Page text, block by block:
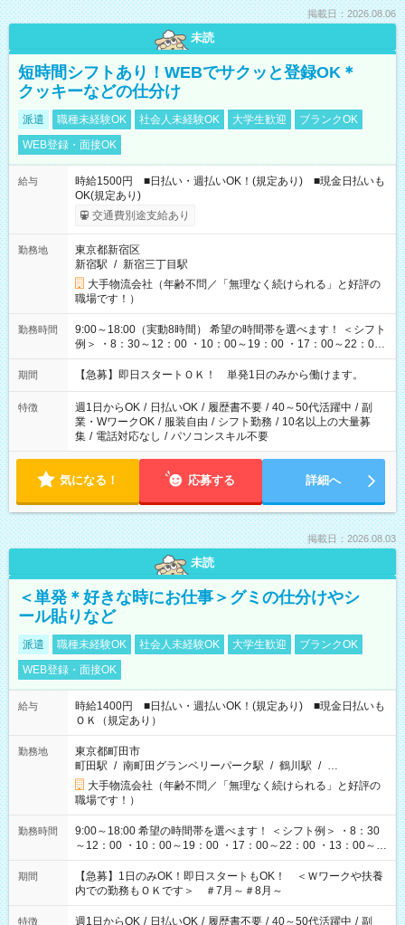
掲載日：2026.08.06
未読
短時間シフトあり！WEBでサクッと登録OK＊
クッキーなどの仕分け
派遣 職種未経験OK 社会人未経験OK 大学生歓迎
ブランクOK
WEB登録・面接OK
給与
時給1500円 ■日払い・週払いOK！(規定あり) ■現金日払いも
OK(規定あり)
交通費別途支給あり
勤務地
東京都新宿区
新宿駅 / 新宿三丁目駅
大手物流会社（年齢不問／「無理なく続けられる」と好評の
職場です！）
勤務時間
9:00～18:00（実動8時間） 希望の時間帯を選べます！ ＜シフト
例＞ ・8：30～12：00 ・10：00～19：00 ・17：00～22：00
・13：00～22：00 ・22：00～翌6：00 など
期間 【急募】即日スタートＯＫ！ 単発1日のみから働けます。
特徴 週1日からOK / 日払いOK / 履歴書不要 / 40～50代活躍中 / 副
業・WワークOK / 服装自由 / シフト勤務 / 10名以上の大量募
集 / 電話対応なし / パソコンスキル不要
気になる！ 応募する 詳細へ
掲載日：2026.08.03
未読
＜単発＊好きな時にお仕事＞グミの仕分けやシ
ール貼りなど
派遣 職種未経験OK 社会人未経験OK 大学生歓迎
ブランクOK
WEB登録・面接OK
給与
時給1400円 ■日払い・週払いOK！(規定あり) ■現金日払いも
ＯＫ（規定あり）
勤務地
東京都町田市
町田駅 / 南町田グランベリーパーク駅 / 鶴川駅 / …
大手物流会社（年齢不問／「無理なく続けられる」と好評の
職場です！）
勤務時間
9:00～18:00 希望の時間帯を選べます！ ＜シフト例＞ ・8：30
～12：00 ・10：00～19：00 ・17：00～22：00 ・13：00～
22：00 ・22：00～翌6：00 など
期間
【急募】1日のみOK！即日スタートもOK！ ＜Ｗワークや扶養
内での勤務もＯＫです＞ ＃7月～＃8月～
特徴 週1日からOK / 日払いOK / 履歴書不要 / 40～50代活躍中 / 副